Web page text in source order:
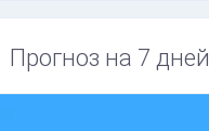
Прогноз на 7 дней